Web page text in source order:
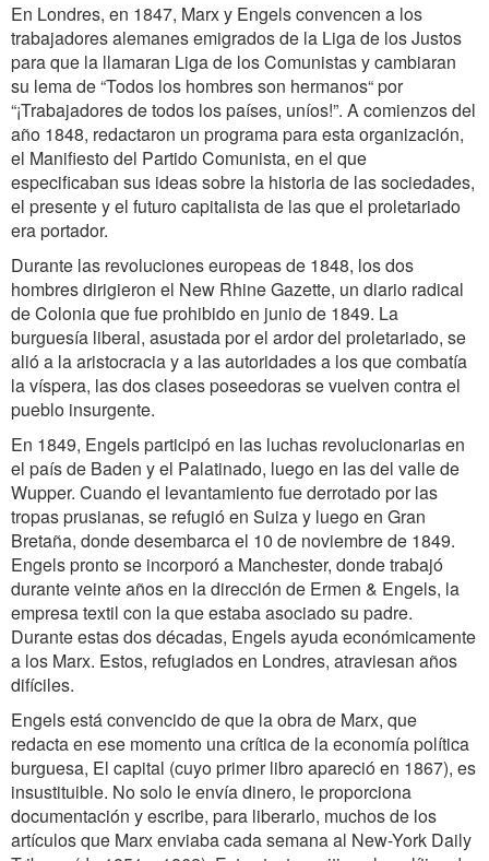
En Londres, en 1847, Marx y Engels convencen a los
trabajadores alemanes emigrados de la Liga de los Justos
para que la llamaran Liga de los Comunistas y cambiaran
su lema de “Todos los hombres son hermanos“ por
“¡Trabajadores de todos los países, uníos!”. A comienzos del
año 1848, redactaron un programa para esta organización,
el Manifiesto del Partido Comunista, en el que
especificaban sus ideas sobre la historia de las sociedades,
el presente y el futuro capitalista de las que el proletariado
era portador.
Durante las revoluciones europeas de 1848, los dos
hombres dirigieron el New Rhine Gazette, un diario radical
de Colonia que fue prohibido en junio de 1849. La
burguesía liberal, asustada por el ardor del proletariado, se
alió a la aristocracia y a las autoridades a los que combatía
la víspera, las dos clases poseedoras se vuelven contra el
pueblo insurgente.
En 1849, Engels participó en las luchas revolucionarias en
el país de Baden y el Palatinado, luego en las del valle de
Wupper. Cuando el levantamiento fue derrotado por las
tropas prusianas, se refugió en Suiza y luego en Gran
Bretaña, donde desembarca el 10 de noviembre de 1849.
Engels pronto se incorporó a Manchester, donde trabajó
durante veinte años en la dirección de Ermen & Engels, la
empresa textil con la que estaba asociado su padre.
Durante estas dos décadas, Engels ayuda económicamente
a los Marx. Estos, refugiados en Londres, atraviesan años
difíciles.
Engels está convencido de que la obra de Marx, que
redacta en ese momento una crítica de la economía política
burguesa, El capital (cuyo primer libro apareció en 1867), es
insustituible. No solo le envía dinero, le proporciona
documentación y escribe, para liberarlo, muchos de los
artículos que Marx enviaba cada semana al New-York Daily